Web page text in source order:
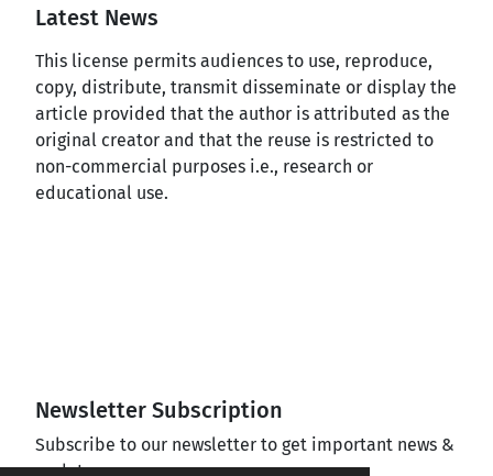
Latest News
This license permits audiences to use, reproduce,
copy, distribute, transmit disseminate or display the
article provided that the author is attributed as the
original creator and that the reuse is restricted to
non-commercial purposes i.e., research or
educational use.
Newsletter Subscription
Subscribe to our newsletter to get important news &
updates